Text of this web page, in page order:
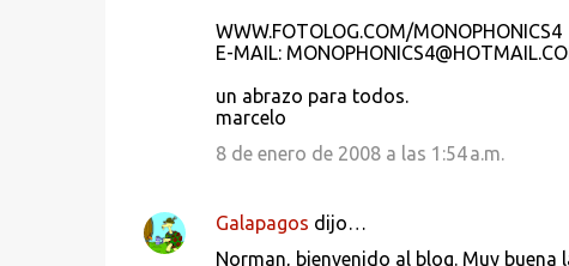
WWW.FOTOLOG.COM/MONOPHONICS4
E-MAIL:
un abrazo para todos.
marcelo
8 de enero de 2008 a las 1:54 a.m.
Galapagos dijo…
Norman, bienvenido al blog. Muy buena